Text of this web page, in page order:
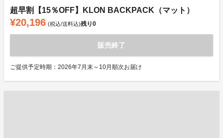
超早割【15％OFF】KLON BACKPACK（マット）
¥20,196 (税込/送料込)残り0
販売終了
ご提供予定時期：2026年7月末～10月順次お届け